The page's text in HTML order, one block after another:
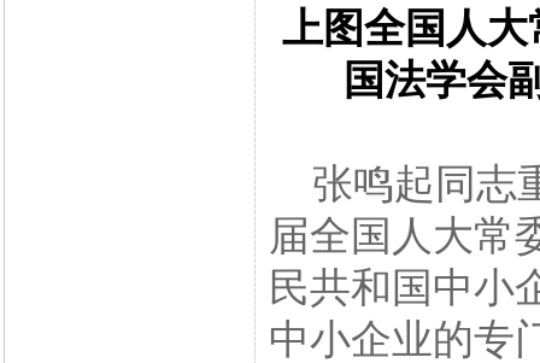
上图全国人
国法学会
张鸣起同志
届全国人大常
民共和国中小
中小企业的专